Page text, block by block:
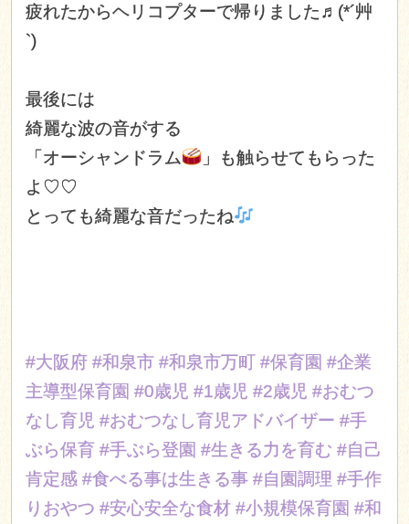
疲れたからヘリコプターで帰りました♬(*´艸
`)
最後には
綺麗な波の音がする
「オーシャンドラム
」も触らせてもらった
よ♡♡
とっても綺麗な音だったね
#大阪府 #和泉市 #和泉市万町 #保育園 #企業
主導型保育園 #0歳児 #1歳児 #2歳児 #おむつ
なし育児 #おむつなし育児アドバイザー #手
ぶら保育 #手ぶら登園 #生きる力を育む #自己
肯定感 #食べる事は生きる事 #自園調理 #手作
りおやつ #安心安全な食材 #小規模保育園 #和